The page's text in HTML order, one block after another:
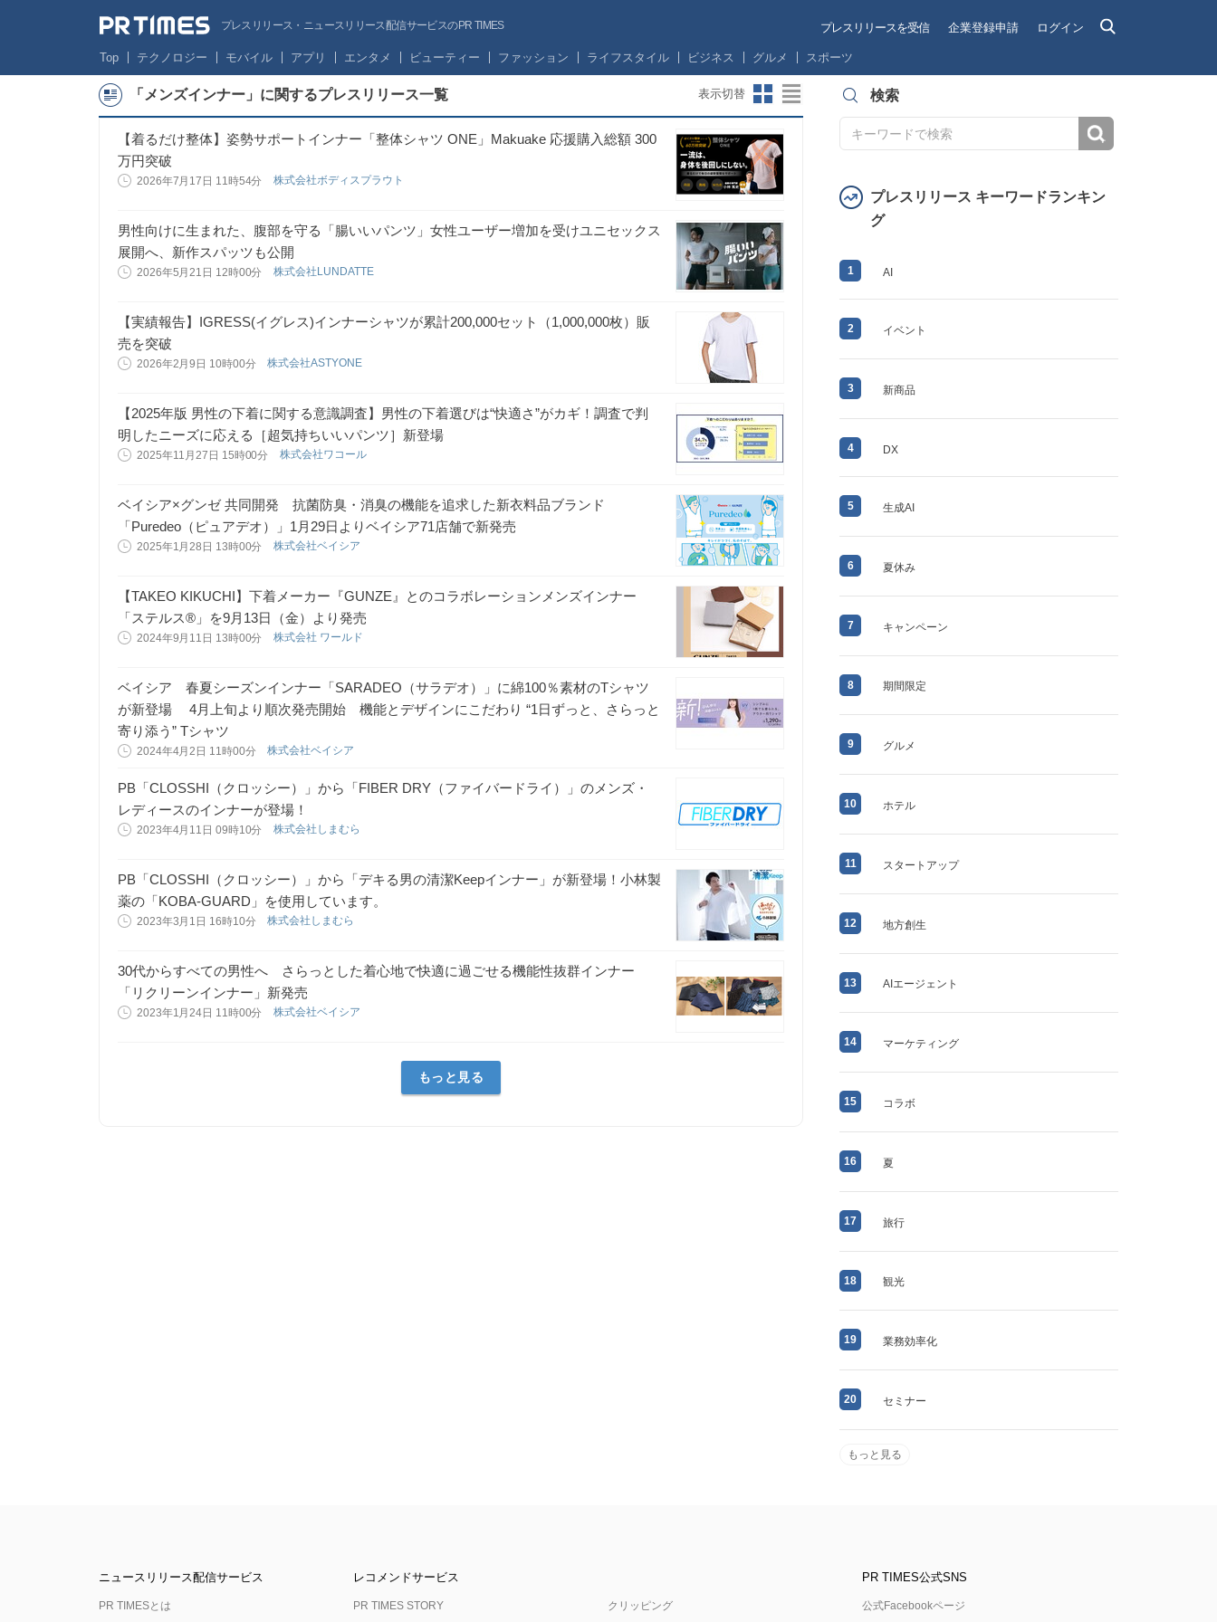
プレスリリース・ニュースリリース配信サービスのPR TIMES プレスリリースを受信 企業登録申請 ログイン
Top テクノロジー モバイル アプリ エンタメ ビューティー ファッション ライフスタイル ビジネス グルメ スポーツ
「メンズインナー」に関するプレスリリース一覧 表示切替
【着るだけ整体】姿勢サポートインナー「整体シャツ ONE」Makuake 応援購入総額 300
万円突破
2026年7月17日 11時54分 株式会社ボディスプラウト
男性向けに生まれた、腹部を守る「腸いいパンツ」女性ユーザー増加を受けユニセックス
展開へ、新作スパッツも公開
2026年5月21日 12時00分 株式会社LUNDATTE
【実績報告】IGRESS(イグレス)インナーシャツが累計200,000セット（1,000,000枚）販
売を突破
2026年2月9日 10時00分 株式会社ASTYONE
【2025年版 男性の下着に関する意識調査】男性の下着選びは“快適さ”がカギ！調査で判
明したニーズに応える［超気持ちいいパンツ］新登場
2025年11月27日 15時00分 株式会社ワコール
ベイシア×グンゼ 共同開発 抗菌防臭・消臭の機能を追求した新衣料品ブランド
「Puredeo（ピュアデオ）」1月29日よりベイシア71店舗で新発売
2025年1月28日 13時00分 株式会社ベイシア
【TAKEO KIKUCHI】下着メーカー『GUNZE』とのコラボレーションメンズインナー
「ステルス®」を9月13日（金）より発売
2024年9月11日 13時00分 株式会社 ワールド
ベイシア 春夏シーズンインナー「SARADEO（サラデオ）」に綿100％素材のTシャツ
が新登場 4月上旬より順次発売開始 機能とデザインにこだわり “1日ずっと、さらっと
寄り添う” Tシャツ
2024年4月2日 11時00分 株式会社ベイシア
PB「CLOSSHI（クロッシー）」から「FIBER DRY（ファイバードライ）」のメンズ・
レディースのインナーが登場！
2023年4月11日 09時10分 株式会社しまむら
PB「CLOSSHI（クロッシー）」から「デキる男の清潔Keepインナー」が新登場！小林製
薬の「KOBA-GUARD」を使用しています。
2023年3月1日 16時10分 株式会社しまむら
30代からすべての男性へ さらっとした着心地で快適に過ごせる機能性抜群インナー
「リクリーンインナー」新発売
2023年1月24日 11時00分 株式会社ベイシア
もっと見る
検索
プレスリリース キーワードランキン
グ
1 AI
2 イベント
3 新商品
4 DX
5 生成AI
6 夏休み
7 キャンペーン
8 期間限定
9 グルメ
10 ホテル
11 スタートアップ
12 地方創生
13 AIエージェント
14 マーケティング
15 コラボ
16 夏
17 旅行
18 観光
19 業務効率化
20 セミナー
もっと見る
ニュースリリース配信サービス
PR TIMESとは
レコメンドサービス
PR TIMES STORY クリッピング
PR TIMES公式SNS
公式Facebookページ